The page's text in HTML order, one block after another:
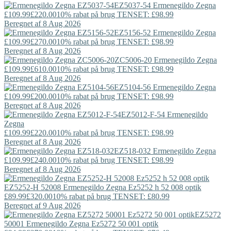
EZ5037-54 Ermenegildo Zegna
£109.99£220.0010% rabat på brug TENSET: £98.99
Beregnet af 8 Aug 2026
EZ5156-52 Ermenegildo Zegna
£109.99£270.0010% rabat på brug TENSET: £98.99
Beregnet af 8 Aug 2026
ZC5006-20 Ermenegildo Zegna
£109.99£610.0010% rabat på brug TENSET: £98.99
Beregnet af 8 Aug 2026
EZ5104-56 Ermenegildo Zegna
£109.99£200.0010% rabat på brug TENSET: £98.99
Beregnet af 8 Aug 2026
EZ5012-F-54 Ermenegildo
Zegna
£109.99£220.0010% rabat på brug TENSET: £98.99
Beregnet af 8 Aug 2026
EZ518-032 Ermenegildo Zegna
£109.99£240.0010% rabat på brug TENSET: £98.99
Beregnet af 8 Aug 2026
EZ5252-H 52008 Ermenegildo Zegna Ez5252 h 52 008 optik
£89.99£320.0010% rabat på brug TENSET: £80.99
Beregnet af 9 Aug 2026
EZ5272
50001 Ermenegildo Zegna Ez5272 50 001 optik